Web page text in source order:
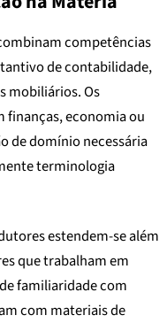
competências
de contabilidade,
mobiliários. Os
finanças, economia ou
de domínio necessária
terminologia
estendem-se além
que trabalham em
familiaridade com
com materiais de